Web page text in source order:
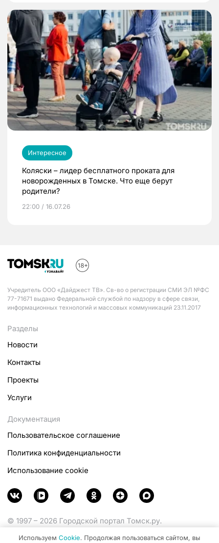
Интересное
Коляски – лидер бесплатного проката для
новорожденных в Томске. Что еще берут
родители?
22:00 / 16.07.26
Учредитель ООО «Дайджест ТВ». Св-во о регистрации СМИ ЭЛ №ФС
77-71671 выдано Федеральной службой по надзору в сфере связи,
информационных технологий и массовых коммуникаций 23.11.2017
Разделы
Новости
Контакты
Проекты
Услуги
Документация
Пользовательское соглашение
Политика конфиденциальности
Использование cookie
© 1997 – 2026 Городской портал Томск.ру.
Используем Cookie. Продолжая пользоваться сайтом, вы